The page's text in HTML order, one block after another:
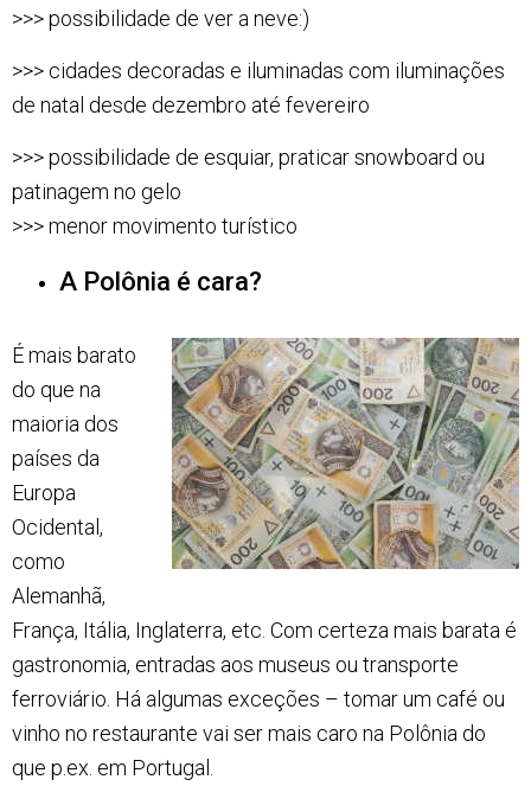
>>> possibilidade de ver a neve:)
>>> cidades decoradas e iluminadas com iluminações
de natal desde dezembro até fevereiro
>>> possibilidade de esquiar, praticar snowboard ou
patinagem no gelo
>>> menor movimento turístico
A Polônia é cara?
É mais barato
do que na
maioria dos
países da
Europa
Ocidental,
como
Alemanhã,
França, Itália, Inglaterra, etc. Com certeza mais barata é
gastronomia, entradas aos museus ou transporte
ferroviário. Há algumas exceções – tomar um café ou
vinho no restaurante vai ser mais caro na Polônia do
que p.ex. em Portugal.